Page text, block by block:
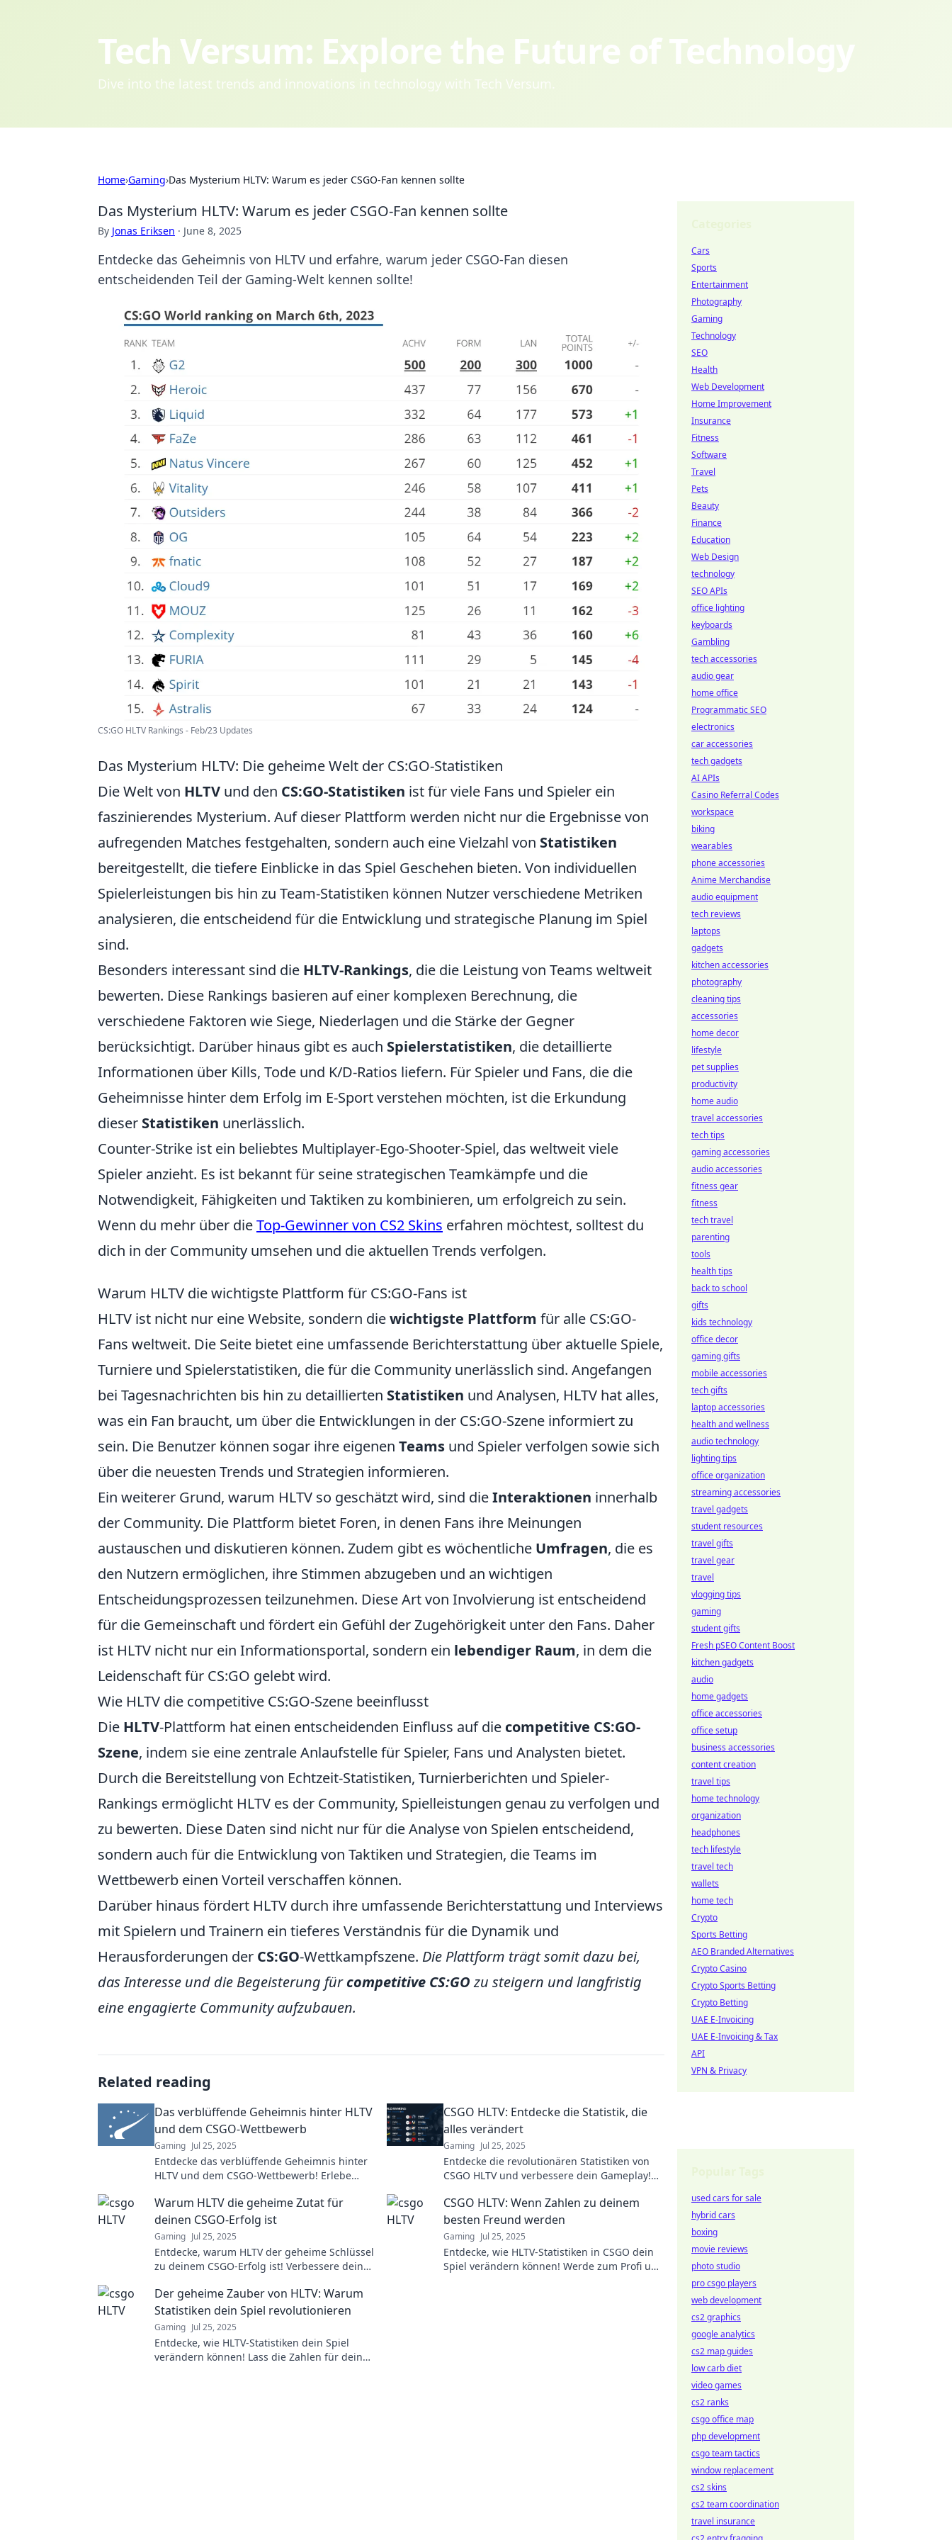
Tech Versum: Explore the Future of Technology
Dive into the latest trends and innovations in technology with Tech Versum.
Home›Gaming›Das Mysterium HLTV: Warum es jeder CSGO-Fan kennen sollte
Das Mysterium HLTV: Warum es jeder CSGO-Fan kennen sollte
By Jonas Eriksen · June 8, 2025
Entdecke das Geheimnis von HLTV und erfahre, warum jeder CSGO-Fan diesen
entscheidenden Teil der Gaming-Welt kennen sollte!
CS:GO HLTV Rankings - Feb/23 Updates
Das Mysterium HLTV: Die geheime Welt der CS:GO-Statistiken
Die Welt von HLTV und den CS:GO-Statistiken ist für viele Fans und Spieler ein
faszinierendes Mysterium. Auf dieser Plattform werden nicht nur die Ergebnisse von
aufregenden Matches festgehalten, sondern auch eine Vielzahl von Statistiken
bereitgestellt, die tiefere Einblicke in das Spiel Geschehen bieten. Von individuellen
Spielerleistungen bis hin zu Team-Statistiken können Nutzer verschiedene Metriken
analysieren, die entscheidend für die Entwicklung und strategische Planung im Spiel
sind.
Besonders interessant sind die HLTV-Rankings, die die Leistung von Teams weltweit
bewerten. Diese Rankings basieren auf einer komplexen Berechnung, die
verschiedene Faktoren wie Siege, Niederlagen und die Stärke der Gegner
berücksichtigt. Darüber hinaus gibt es auch Spielerstatistiken, die detaillierte
Informationen über Kills, Tode und K/D-Ratios liefern. Für Spieler und Fans, die die
Geheimnisse hinter dem Erfolg im E-Sport verstehen möchten, ist die Erkundung
dieser Statistiken unerlässlich.
Counter-Strike ist ein beliebtes Multiplayer-Ego-Shooter-Spiel, das weltweit viele
Spieler anzieht. Es ist bekannt für seine strategischen Teamkämpfe und die
Notwendigkeit, Fähigkeiten und Taktiken zu kombinieren, um erfolgreich zu sein.
Wenn du mehr über dieTop-Gewinner von CS2 Skins erfahren möchtest, solltest du
dich in der Community umsehen und die aktuellen Trends verfolgen.
Warum HLTV die wichtigste Plattform für CS:GO-Fans ist
HLTV ist nicht nur eine Website, sondern diewichtigste Plattform für alle CS:GO-
Fans weltweit. Die Seite bietet eine umfassende Berichterstattung über aktuelle Spiele,
Turniere und Spielerstatistiken, die für die Community unerlässlich sind. Angefangen
bei Tagesnachrichten bis hin zu detaillierten Statistiken und Analysen, HLTV hat alles,
was ein Fan braucht, um über die Entwicklungen in der CS:GO-Szene informiert zu
sein. Die Benutzer können sogar ihre eigenen Teams und Spieler verfolgen sowie sich
über die neuesten Trends und Strategien informieren.
Ein weiterer Grund, warum HLTV so geschätzt wird, sind dieInteraktionen innerhalb
der Community. Die Plattform bietet Foren, in denen Fans ihre Meinungen
austauschen und diskutieren können. Zudem gibt es wöchentliche Umfragen, die es
den Nutzern ermöglichen, ihre Stimmen abzugeben und an wichtigen
Entscheidungsprozessen teilzunehmen. Diese Art von Involvierung ist entscheidend
für die Gemeinschaft und fördert ein Gefühl der Zugehörigkeit unter den Fans. Daher
ist HLTV nicht nur ein Informationsportal, sondern ein lebendiger Raum, in dem die
Leidenschaft für CS:GO gelebt wird.
Wie HLTV die competitive CS:GO-Szene beeinflusst
Die HLTV-Plattform hat einen entscheidenden Einfluss auf die competitive CS:GO-
Szene, indem sie eine zentrale Anlaufstelle für Spieler, Fans und Analysten bietet.
Durch die Bereitstellung von Echtzeit-Statistiken, Turnierberichten und Spieler-
Rankings ermöglicht HLTV es der Community, Spielleistungen genau zu verfolgen und
zu bewerten. Diese Daten sind nicht nur für die Analyse von Spielen entscheidend,
sondern auch für die Entwicklung von Taktiken und Strategien, die Teams im
Wettbewerb einen Vorteil verschaffen können.
Darüber hinaus fördert HLTV durch ihre umfassende Berichterstattung und Interviews
mit Spielern und Trainern ein tieferes Verständnis für die Dynamik und
Herausforderungen der CS:GO-Wettkampfszene. Die Plattform trägt somit dazu bei,
das Interesse und die Begeisterung fürcompetitive CS:GOzu steigern und langfristig
eine engagierte Community aufzubauen.
Related reading
Das verblüffende Geheimnis hinter HLTV
und dem CSGO-Wettbewerb
Gaming Jul 25, 2025
Entdecke das verblüffende Geheimnis hinter
HLTV und dem CSGO-Wettbewerb! Erlebe
Wettprofi!
CSGO HLTV: Entdecke die Statistik, die
alles verändert
Gaming Jul 25, 2025
Entdecke die revolutionären Statistiken von
CSGO HLTV und verbessere dein Gameplay!
Warum HLTV die geheime Zutat für
deinen CSGO-Erfolg ist
Gaming Jul 25, 2025
Entdecke, warum HLTV der geheime Schlüssel
zu deinem CSGO-Erfolg ist! Verbessere deine
CSGO HLTV: Wenn Zahlen zu deinem
besten Freund werden
Gaming Jul 25, 2025
Entdecke, wie HLTV-Statistiken in CSGO dein
Spiel verändern können! Werde zum Profi und
Der geheime Zauber von HLTV: Warum
Statistiken dein Spiel revolutionieren
Gaming Jul 25, 2025
Entdecke, wie HLTV-Statistiken dein Spiel
verändern können! Lass die Zahlen für deinen
Cars
Sports
Entertainment
Photography
Gaming
Technology
SEO
Health
Web Development
Home Improvement
Insurance
Fitness
Software
Travel
Pets
Beauty
Finance
Education
Web Design
technology
SEO APIs
office lighting
keyboards
Gambling
tech accessories
audio gear
home office
Programmatic SEO
electronics
car accessories
tech gadgets
AI APIs
Casino Referral Codes
workspace
biking
wearables
phone accessories
Anime Merchandise
audio equipment
tech reviews
laptops
gadgets
kitchen accessories
photography
cleaning tips
accessories
home decor
lifestyle
pet supplies
productivity
home audio
travel accessories
tech tips
gaming accessories
audio accessories
fitness gear
fitness
tech travel
parenting
tools
health tips
back to school
gifts
kids technology
office decor
gaming gifts
mobile accessories
tech gifts
laptop accessories
health and wellness
audio technology
lighting tips
office organization
streaming accessories
travel gadgets
student resources
travel gifts
travel gear
travel
vlogging tips
gaming
student gifts
Fresh pSEO Content Boost
kitchen gadgets
audio
home gadgets
office accessories
office setup
business accessories
content creation
travel tips
home technology
organization
headphones
tech lifestyle
travel tech
wallets
home tech
Crypto
Sports Betting
AEO Branded Alternatives
Crypto Casino
Crypto Sports Betting
Crypto Betting
UAE E-Invoicing
UAE E-Invoicing & Tax
API
VPN & Privacy
used cars for sale
hybrid cars
boxing
movie reviews
photo studio
pro csgo players
web development
cs2 graphics
google analytics
cs2 map guides
low carb diet
video games
cs2 ranks
csgo office map
php development
csgo team tactics
window replacement
cs2 skins
cs2 team coordination
travel insurance